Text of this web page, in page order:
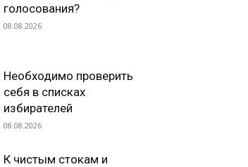
голосования?
08.08.2026
Необходимо проверить
себя в списках
избирателей
08.08.2026
К чистым стокам и